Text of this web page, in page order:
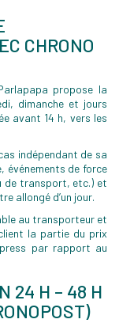
CHRONO
propose la
dimanche et jours
avant 14 h, vers les
indépendant de sa
événements de force
de transport, etc.) et
allongé d’un jour.
au transporteur et
la partie du prix
par rapport au
24 H – 48 H